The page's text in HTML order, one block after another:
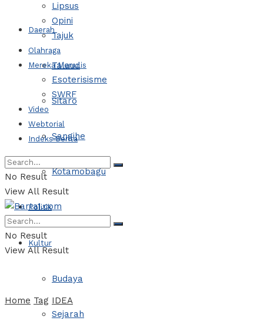
Daerah
Talaud
Sitaro
Sangihe
Kotamobagu
Politik
Kultur
Budaya
Sejarah
Lipsus
Opini
Tajuk
Olahraga
Mereka Menulis
Esoterisisme
SWRF
Video
Webtorial
Indeks Berita
No Result
View All Result
No Result
View All Result
Home Tag IDEA